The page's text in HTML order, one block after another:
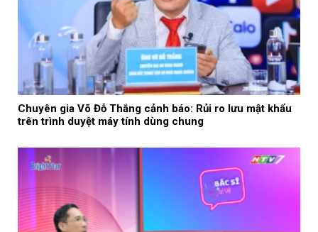
Chuyên gia Võ Đỗ Thắng cảnh báo: Rủi ro lưu mật khẩu
trên trình duyệt máy tính dùng chung